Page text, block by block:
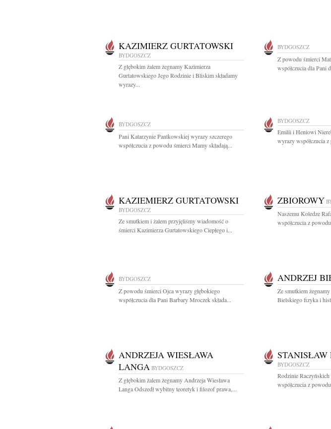
KAZIMIERZ GURTATOWSKI
BYDGOSZCZ
Z głębokim żalem żegnamy Kazimierza
Gurtatowskiego Jego Rodzinie i Bliskim składamy
wyrazy...
BYDGOSZCZ
Z powodu śmierci
współczucia dla
BYDGOSZCZ
Pani Katarzynie Pantkowskiej wyrazy szczerego
współczucia z powodu śmierci Mamy składają...
BYDGOSZCZ
Emilii i Heniowi
wyrazy współczucia
KAZIEMIERZ GURTATOWSKI
BYDGOSZCZ
Ze smutkiem i żalem przyjęliśmy wiadomość o
śmierci Kazimierza Gurtatowskiego Ciepłego i...
ZBIOROWY
Naszemu Koledze
współczucia z
BYDGOSZCZ
Z powodu śmierci Ojca wyrazy głębokiego
współczucia dla Pani Barbary Mroczek składa...
ANDRZEJ
Ze smutkiem
Bielskiego fizyka i
ANDRZEJA WIESŁAWA
LANGA BYDGOSZCZ
Z głębokim żalem żegnamy Andrzeja Wiesława
Langa Odszedł wybitny teoretyk i filozof prawa,...
BYDGOSZCZ
Rodzinie
współczucia z